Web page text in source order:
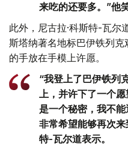
来吃的还要多。”他
此外，尼古拉·科斯特-瓦尔
斯塔纳著名地标巴伊铁列
的手放在手模上许愿。
“我登上了巴伊铁列
上，并许下了一个
是一个秘密，我不
非常希望能够再次
特-瓦尔道表示。